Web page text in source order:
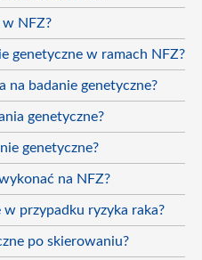
w NFZ?
genetyczne w ramach NFZ?
na badanie genetyczne?
genetyczne?
genetyczne?
na NFZ?
przypadku ryzyka raka?
po skierowaniu?